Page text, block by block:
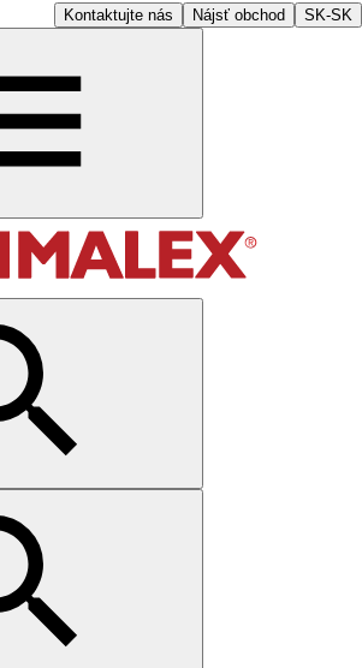
Kontaktujte nás Nájsť obchod SK-SK